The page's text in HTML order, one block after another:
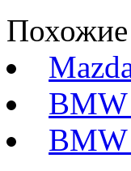
Похожие
BMW
BMW